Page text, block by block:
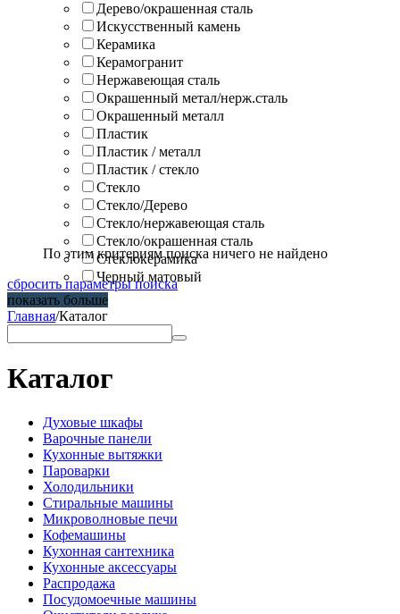
Дерево/окрашенная сталь
Искусственный камень
Керамика
Керамогранит
Нержавеющая сталь
Окрашенный метал/нерж.сталь
Окрашенный металл
Пластик
Пластик / металл
Пластик / стекло
Стекло
Стекло/Дерево
Стекло/нержавеющая сталь
Стекло/окрашенная сталь
Стеклокерамика
Черный матовый
По этим критериям поиска ничего не найдено
сбросить параметры поиска
показать больше
Главная/Каталог
Каталог
Духовые шкафы
Варочные панели
Кухонные вытяжки
Пароварки
Холодильники
Стиральные машины
Микроволновые печи
Кофемашины
Кухонная сантехника
Кухонные аксессуары
Распродажа
Посудомоечные машины